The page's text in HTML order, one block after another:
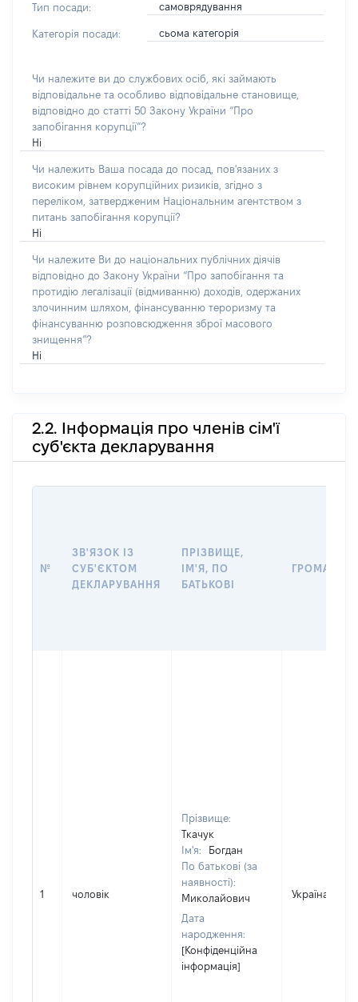
Тип посади:
самоврядування
Категорія посади: сьома категорія
Чи належите ви до службових осіб, які займають
відповідальне та особливо відповідальне становище,
відповідно до статті 50 Закону України “Про
запобігання корупції”?
Ні
Чи належить Ваша посада до посад, пов'язаних з
високим рівнем корупційних ризиків, згідно з
переліком, затвердженим Національним агентством з
питань запобігання корупції?
Ні
Чи належите Ви до національних публічних діячів
відповідно до Закону України “Про запобігання та
протидію легалізації (відмиванню) доходів, одержаних
злочинним шляхом, фінансуванню тероризму та
фінансуванню розповсюдження зброї масового
знищення”?
Ні
2.2. Інформація про членів сім'ї
суб'єкта декларування
№
ЗВ'ЯЗОК ІЗ
СУБ'ЄКТОМ
ДЕКЛАРУВАННЯ
ПРІЗВИЩЕ,
ІМ'Я, ПО
БАТЬКОВІ
1 чоловік
Прізвище:
Ткачук
Ім'я:
Богдан
По батькові (за
наявності):
Миколайович
Дата
народження:
[Конфіденційна
інформація]
Україна